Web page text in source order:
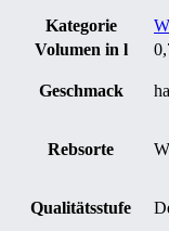
Kategorie
Volumen in l
Geschmack
Rebsorte
Qualitätsstufe